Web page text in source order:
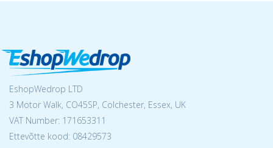
EshopWedrop LTD
3 Motor Walk, CO45SP, Colchester, Essex, UK
VAT Number: 171653311
Ettevõtte kood: 08429573